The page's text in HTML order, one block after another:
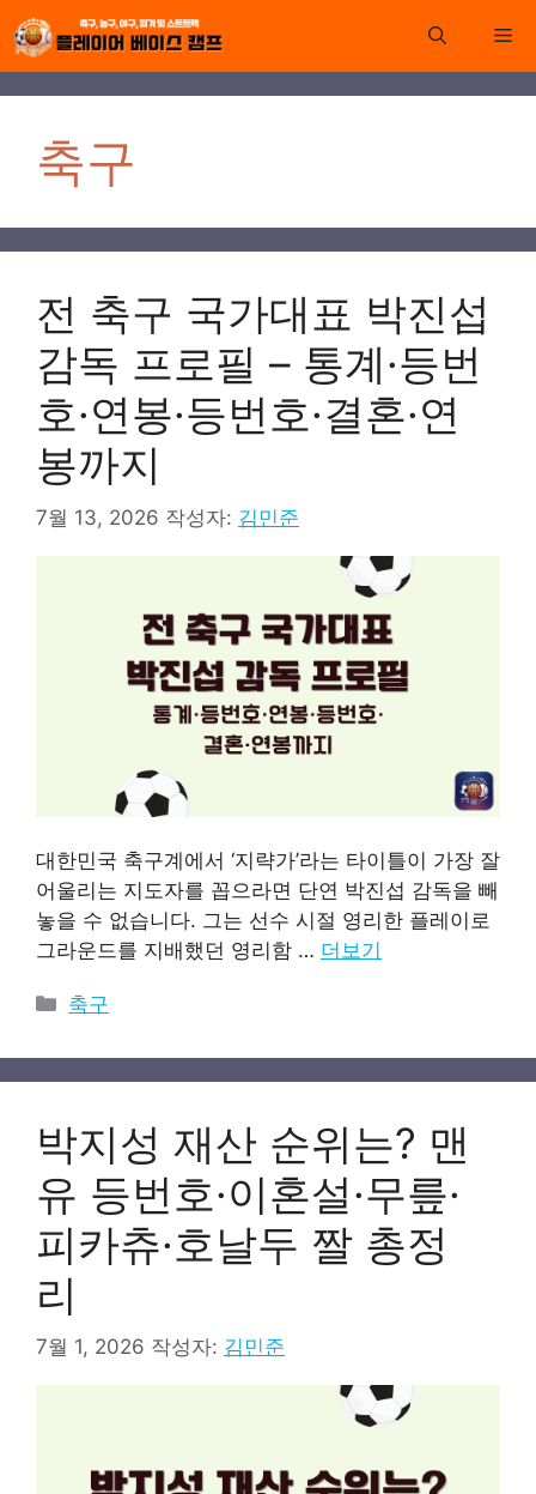
텐
츠
로
기
축구
전 축구 국가대표 박진섭
감독 프로필 – 통계·등번
호·연봉·등번호·결혼·연
봉까지
7월 13, 2026 작성자: 김민준
대한민국 축구계에서 ‘지략가’라는 타이틀이 가장 잘
어울리는 지도자를 꼽으라면 단연 박진섭 감독을 빼
놓을 수 없습니다. 그는 선수 시절 영리한 플레이로
그라운드를 지배했던 영리함 … 더보기
카
고
리
축구
박지성 재산 순위는? 맨
유 등번호·이혼설·무릎·
피카츄·호날두 짤 총정
리
7월 1, 2026 작성자: 김민준